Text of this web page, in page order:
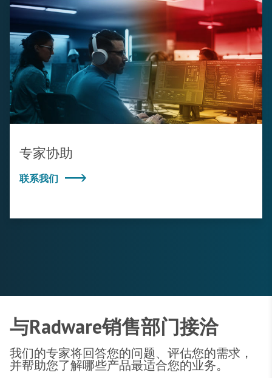
专家协助
联系我们
与Radware销售部门接洽
我们的专家将回答您的问题、评估您的需求，
并帮助您了解哪些产品最适合您的业务。